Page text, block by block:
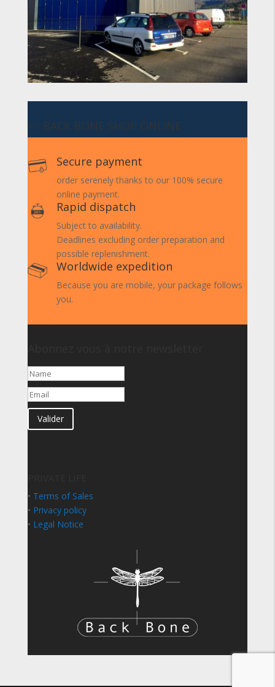
>> BACK BONE SHOP ONLINE
Secure payment
order serenely thanks to our 100% secure
online payment.
Rapid dispatch
Subject to availability.
Deadlines excluding order preparation and
possible replenishment.
Worldwide expedition
Because you are mobile, your package follows
you.
Valider
• Terms of Sales
• Privacy policy
• Legal Notice